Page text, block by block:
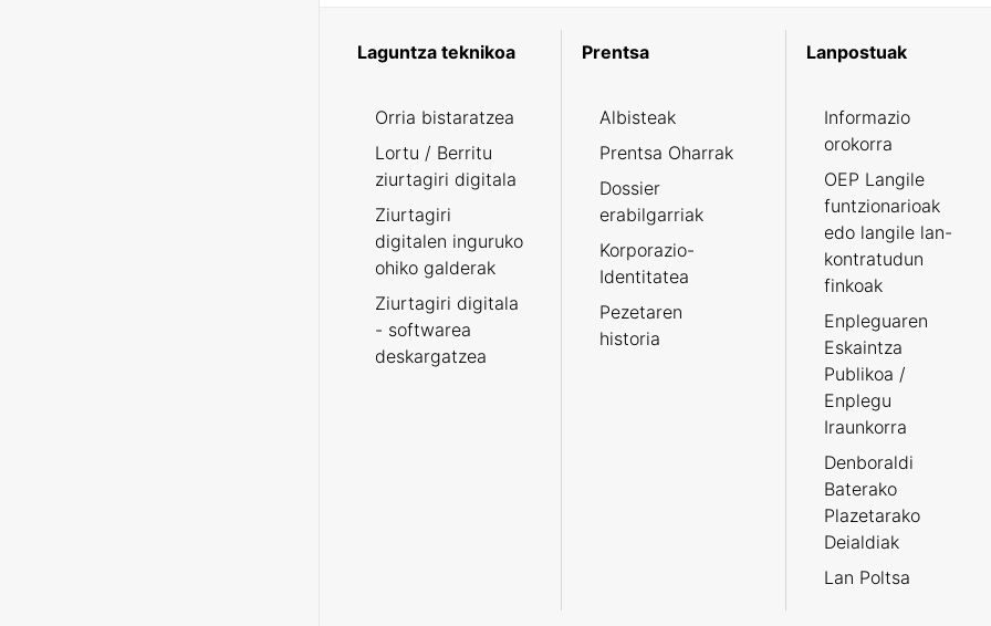
Laguntza teknikoa
Orria bistaratzea
Lortu / Berritu
ziurtagiri digitala
Ziurtagiri
digitalen inguruko
ohiko galderak
Ziurtagiri digitala
- softwarea
deskargatzea
Prentsa
Albisteak
Prentsa Oharrak
Dossier
erabilgarriak
Korporazio-
Identitatea
Pezetaren
historia
Lanpostuak
Informazio
orokorra
OEP Langile
funtzionarioak
edo langile lan-
kontratudun
finkoak
Enpleguaren
Eskaintza
Publikoa /
Enplegu
Iraunkorra
Denboraldi
Baterako
Plazetarako
Deialdiak
Lan Poltsa